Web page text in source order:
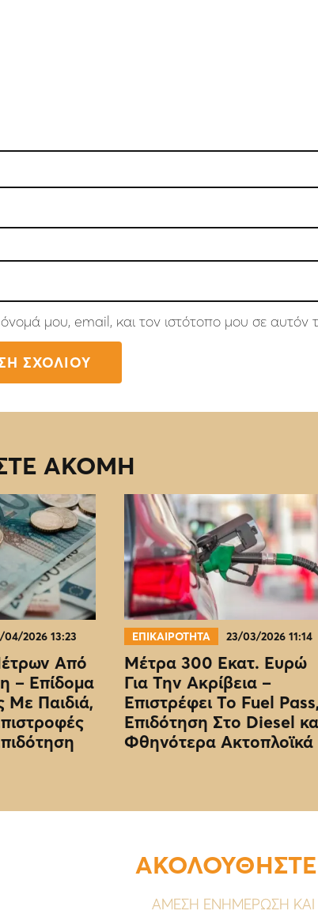
μου, email, και τον ιστότοπο μου σε
ΑΚΟΜΗ
04/2026 13:23
Από
– Επίδομα
Με Παιδιά,
ΕΠΙΚΑΙΡΟΤΗΤΑ 23/03/2026 11:14
Μέτρα 300 Εκατ. Ευρώ
Για Την Ακρίβεια –
Επιστρέφει Το Fuel Pass,
Επιδότηση Στο Diesel
Φθηνότερα Ακτοπλοϊκά
ΑΚΟΛΟΥΘΗΣΤΕ
ΑΜΕΣΗ ΕΝΗΜΕΡΩΣΗ